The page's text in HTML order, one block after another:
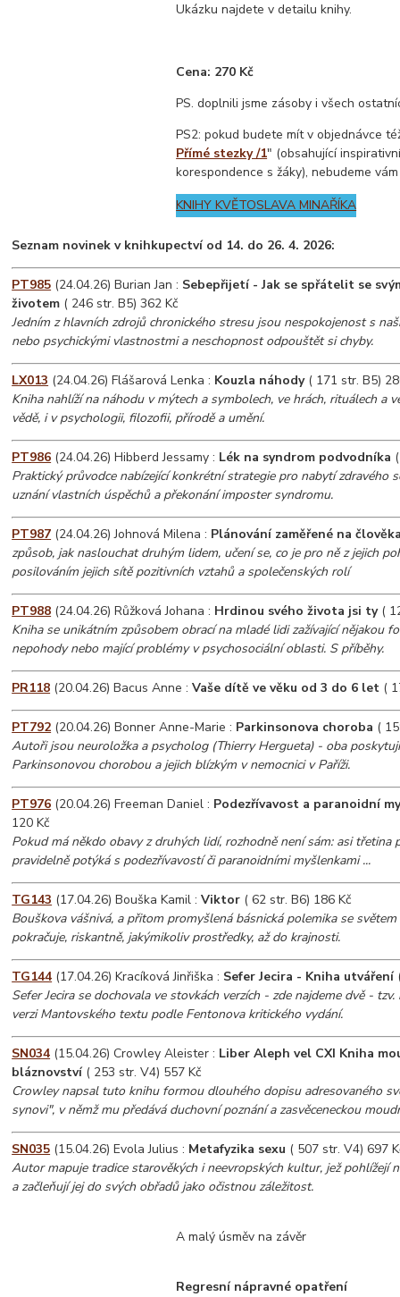
Ukázku najdete v detailu knihy.
Cena: 270 Kč
PS. doplnili jsme zásoby i všech
PS2: pokud budete mít v objednávce
Přímé stezky /1" (obsahující
korespondence s žáky), nebudeme
KNIHY KVĚTOSLAVA MINAŘÍKA
Seznam novinek v knihkupectví od 14. do 26. 4. 2026:
PT985 (24.04.26) Burian Jan : Sebepřijetí - Jak se spřátelit se
životem ( 246 str. B5) 362 Kč
Jedním z hlavních zdrojů chronického stresu jsou nespokojenost s
nebo psychickými vlastnostmi a neschopnost odpouštět si chyby.
LX013 (24.04.26) Flášarová Lenka : Kouzla náhody( 171 str. B5)
Kniha nahlíží na náhodu v mýtech a symbolech, ve hrách, rituálech a
vědě, i v psychologii, filozofii, přírodě a umění.
PT986 (24.04.26) Hibberd Jessamy : Lék na syndrom podvodníka
Praktický průvodce nabízející konkrétní strategie pro nabytí zdravého
uznání vlastních úspěchů a překonání imposter syndromu.
PT987 (24.04.26) Johnová Milena : Plánování zaměřené na
způsob, jak naslouchat druhým lidem, učení se, co je pro ně z jejich
posilováním jejich sítě pozitivních vztahů a společenských rolí
PT988 (24.04.26) Růžková Johana : Hrdinou svého života jsi ty(
Kniha se unikátním způsobem obrací na mladé lidi zažívající nějakou
nepohody nebo mající problémy v psychosociální oblasti. S příběhy.
PR118 (20.04.26) Bacus Anne :Vaše dítě ve věku od 3 do 6 let (
PT792 (20.04.26) Bonner Anne-Marie : Parkinsonova choroba (
Autoři jsou neuroložka a psycholog (Thierry Hergueta) - oba
Parkinsonovou chorobou a jejich blízkým v nemocnici v Paříži.
PT976 (20.04.26) Freeman Daniel : Podezřívavost a paranoidní
120 Kč
Pokud má někdo obavy z druhých lidí, rozhodně není sám: asi třetina
pravidelně potýká s podezřívavostí či paranoidními myšlenkami ...
TG143 (17.04.26) Bouška Kamil :Viktor ( 62 str. B6) 186 Kč
Bouškova vášnivá, a přitom promyšlená básnická polemika se
pokračuje, riskantně, jakýmikoliv prostředky, až do krajnosti.
TG144 (17.04.26) Kracíková Jinřiška : Sefer Jecira - Kniha utváření
Sefer Jecira se dochovala ve stovkách verzích - zde najdeme dvě -
verzi Mantovského textu podle Fentonova kritického vydání.
SN034 (15.04.26) Crowley Aleister : Liber Aleph vel CXI Kniha
bláznovství( 253 str. V4) 557 Kč
Crowley napsal tuto knihu formou dlouhého dopisu adresovaného
synovi", v němž mu předává duchovní poznání a zasvěceneckou
SN035 (15.04.26) Evola Julius : Metafyzika sexu ( 507 str. V4) 697
Autor mapuje tradice starověkých i neevropských kultur, jež pohlížejí
a začleňují jej do svých obřadů jako očistnou záležitost.
A malý úsměv na závěr
Regresní nápravné opatření